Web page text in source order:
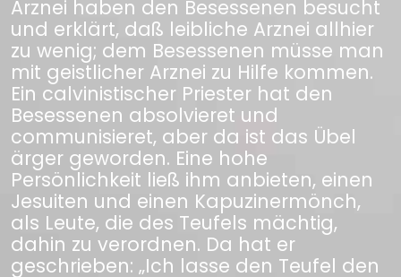
Arznei haben den Besessenen besucht
und erklärt, daß leibliche Arznei allhier
zu wenig; dem Besessenen müsse man
mit geistlicher Arznei zu Hilfe kommen.
Ein calvinistischer Priester hat den
Besessenen absolvieret und
communisieret, aber da ist das Übel
ärger geworden. Eine hohe
Persönlichkeit ließ ihm anbieten, einen
Jesuiten und einen Kapuzinermönch,
als Leute, die des Teufels mächtig,
dahin zu verordnen. Da hat er
geschrieben: „Ich lasse den Teufel den